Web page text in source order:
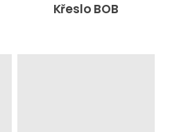
Křeslo BOB